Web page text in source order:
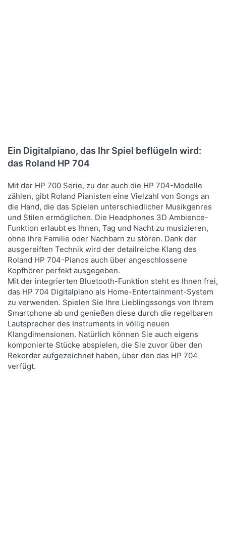
Lieferzeit 5-8 Tage
2.099,00 € * UVP:2.839,00 € *
* Preise inkl. MwSt., Versandkostenfrei (DE) - andere Länder hier klicken
Ein Digitalpiano, das Ihr Spiel beflügeln wird:
das Roland HP 704
Mit der HP 700 Serie, zu der auch die HP 704-Modelle
zählen, gibt Roland Pianisten eine Vielzahl von Songs an
die Hand, die das Spielen unterschiedlicher Musikgenres
und Stilen ermöglichen. Die Headphones 3D Ambience-
Funktion erlaubt es Ihnen, Tag und Nacht zu musizieren,
ohne Ihre Familie oder Nachbarn zu stören. Dank der
ausgereiften Technik wird der detailreiche Klang des
Roland HP 704-Pianos auch über angeschlossene
Kopfhörer perfekt ausgegeben.
Mit der integrierten Bluetooth-Funktion steht es Ihnen frei,
das HP 704 Digitalpiano als Home-Entertainment-System
zu verwenden. Spielen Sie Ihre Lieblingssongs von Ihrem
Smartphone ab und genießen diese durch die regelbaren
Lautsprecher des Instruments in völlig neuen
Klangdimensionen. Natürlich können Sie auch eigens
komponierte Stücke abspielen, die Sie zuvor über den
Rekorder aufgezeichnet haben, über den das HP 704
verfügt.